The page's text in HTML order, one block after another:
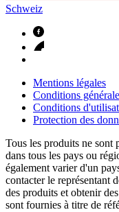
Schweiz
Mentions légales
Conditions
Conditions
Protection des
Tous les produits ne sont
dans tous les pays ou
également varier d'un
contacter le représentant
des produits et obtenir
sont fournies à titre de